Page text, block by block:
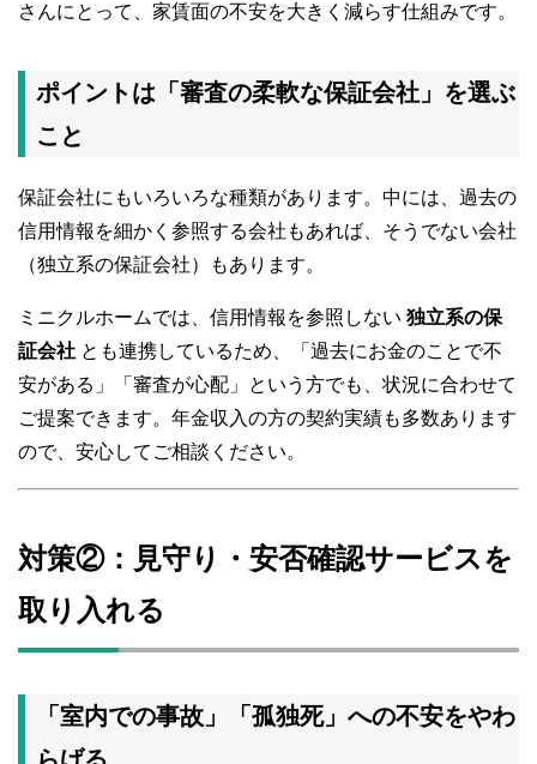
さんにとって、家賃面の不安を大きく減らす仕組みです。
ポイントは「審査の柔軟な保証会社」を選ぶ
こと
保証会社にもいろいろな種類があります。中には、過去の
信用情報を細かく参照する会社もあれば、そうでない会社
（独立系の保証会社）もあります。
ミニクルホームでは、信用情報を参照しない 独立系の保
証会社 とも連携しているため、「過去にお金のことで不
安がある」「審査が心配」という方でも、状況に合わせて
ご提案できます。年金収入の方の契約実績も多数あります
ので、安心してご相談ください。
対策②：見守り・安否確認サービスを
取り入れる
「室内での事故」「孤独死」への不安をやわ